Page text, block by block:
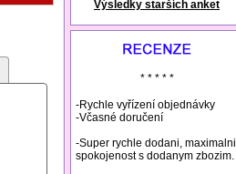
natural remedies rosacea
Výsledky starších anket
* * * * *
-Rychle vyřízení objednávky
-Včasné doručení
-Super rychle dodani, maximalni
spokojenost s dodanym zbozim.